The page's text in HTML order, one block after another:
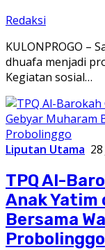
Redaksi
KULONPROGO –
dhuafa menjadi
Kegiatan sosial…
Liputan Utama
TPQ Al-
Anak Yatim
Bersama
Probolinggo